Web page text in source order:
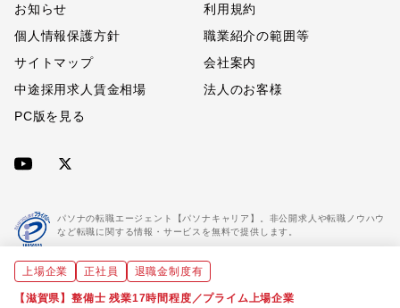
お知らせ
利用規約
個人情報保護方針
職業紹介の範囲等
サイトマップ
会社案内
中途採用求人賃金相場
法人のお客様
PC版を見る
パソナの転職エージェント【パソナキャリア】。非公開求人や転職ノウハウ
など転職に関する情報・サービスを無料で提供します。
「パソナキャリア」は職業紹介優良事業者に認定されています。
上場企業 正社員 退職金制度有
【滋賀県】整備士 残業17時間程度／プライム上場企業